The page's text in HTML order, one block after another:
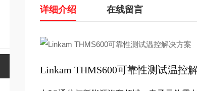
详细介绍 在线留言
Linkam THMS600可靠性测试温控